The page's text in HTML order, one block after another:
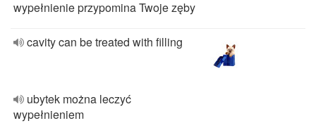
wypełnienie przypomina Twoje zęby
cavity can be treated with filling
ubytek można leczyć
wypełnieniem